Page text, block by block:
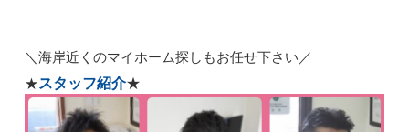
＼ 海岸近くのマイホーム探しもお任せ下さい／
★スタッフ紹介★